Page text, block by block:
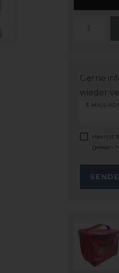
Gerne
wieder
E-MAIL-
Hiermit
gelesen